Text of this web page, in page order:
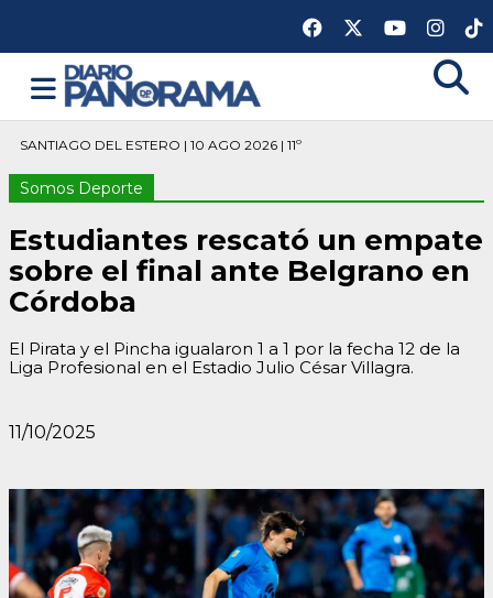
SANTIAGO DEL ESTERO | 10 AGO 2026 | 11º
Somos Deporte
Estudiantes rescató un empate
sobre el final ante Belgrano en
Córdoba
El Pirata y el Pincha igualaron 1 a 1 por la fecha 12 de la
Liga Profesional en el Estadio Julio César Villagra.
11/10/2025